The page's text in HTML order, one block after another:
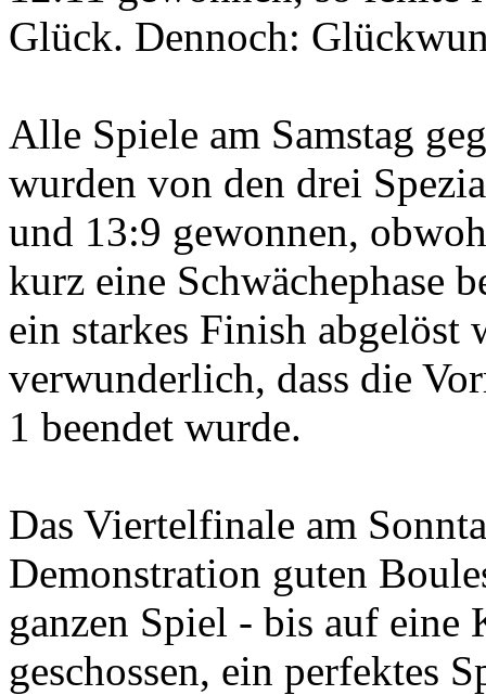
Glück. Dennoch:
Alle Spiele am Samstag
wurden von den drei
und 13:9 gewonnen,
kurz eine Schwächephase
ein starkes Finish abgelöst
verwunderlich, dass die
1 beendet wurde.
Das Viertelfinale am
Demonstration guten
ganzen Spiel - bis auf
geschossen, ein perfektes